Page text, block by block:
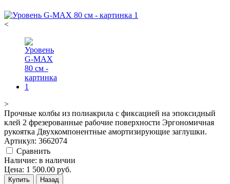
<
>
Прочные колбы из полиакрила с фиксацией на эпоксидный
клей 2 фрезерованные рабочие поверхности Эргономичная
рукоятка Двухкомпонентные амортизирующие заглушки.
Артикул: 3662074
Cравнить
Наличие: в наличии
Цена: 1 500.00 руб.
Купить Назад